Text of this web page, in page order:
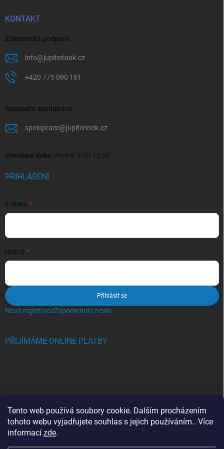
Tento web používá soubory cookie. Dalším procházením
tohoto webu vyjadřujete souhlas s jejich používáním.. Více
informací zde.
KONTAKT
Zákaznická podpora
info@jupiterlook.cz
+420 775 090 161
Obchodní spolupráce
spoluprace@jupiterlook.cz
Otevírací doba: Po-Pá: 9:00-15:00
PŘIHLÁŠENÍ
E-MAIL
HESLO
Přihlásit se
Nová registraceZapomenuté heslo
PŘIJÍMÁME ONLINE PLATBY
BLOG
Crocs, proč se svět zamiloval do těchto bot a proč je MUSÍTE mít
také?